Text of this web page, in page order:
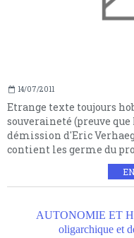
14/07/2011
Etrange texte toujours
souveraineté (preuve
démission d'Eric
contient les germe du
AUTONOMIE ET
oligarchique et